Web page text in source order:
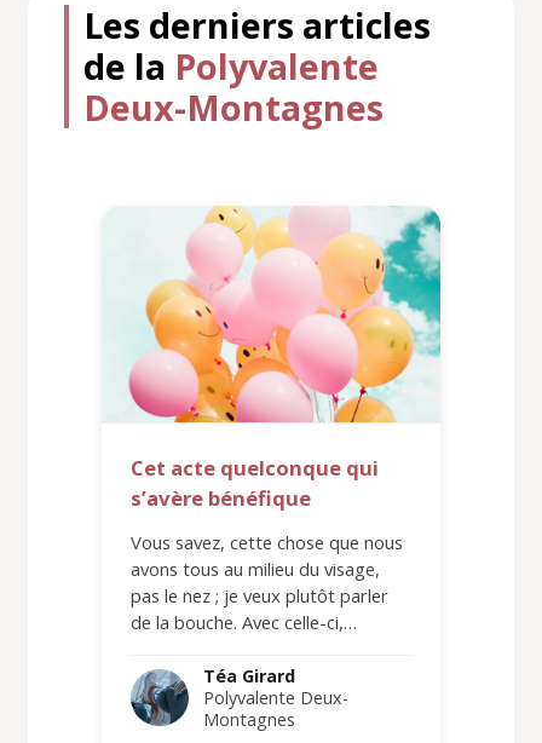
Les derniers articles
de la Polyvalente
Deux-Montagnes
Cet acte quelconque qui
s’avère bénéfique
Vous savez, cette chose que nous
avons tous au milieu du visage,
pas le nez ; je veux plutôt parler
de la bouche. Avec celle-ci,…
Téa Girard
Polyvalente Deux-
Montagnes